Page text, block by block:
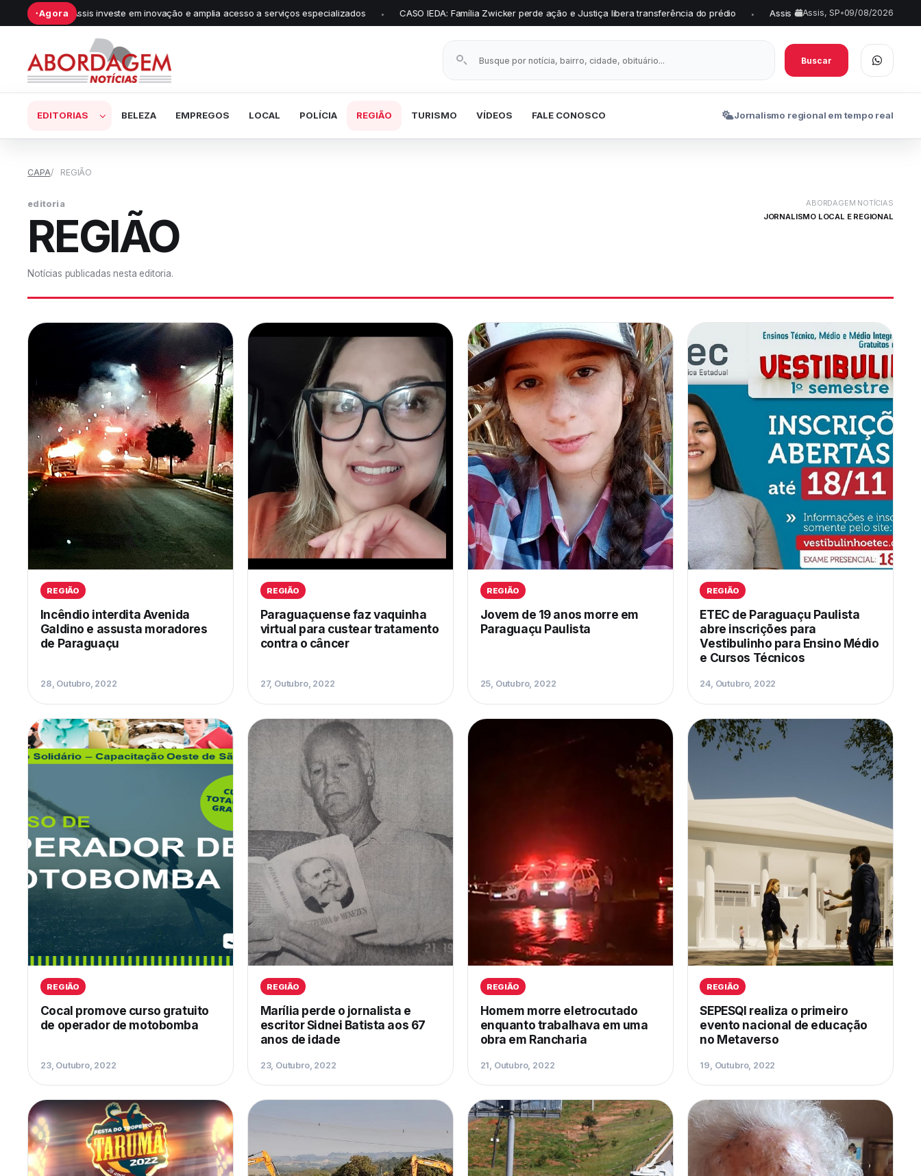
● Agora
Assis investe em inovação e amplia acesso a serviços especializados • CASO IEDA: Família Zwicker perde ação e Justiça libera transferência do prédio • Assis conquista pela primeira vez o Selo Prata em
Assis, SP•09/08/2026
Buscar notícias
Buscar
EDITORIAS BELEZA EMPREGOS LOCAL POLÍCIA REGIÃO TURISMO VÍDEOS FALE CONOSCO Jornalismo regional em tempo real
CAPA REGIÃO
editoria
REGIÃO
Notícias publicadas nesta editoria.
ABORDAGEM NOTÍCIAS
JORNALISMO LOCAL E REGIONAL
REGIÃO
Incêndio interdita Avenida
Galdino e assusta moradores
de Paraguaçu
28, Outubro, 2022
REGIÃO
Paraguaçuense faz vaquinha
virtual para custear tratamento
contra o câncer
27, Outubro, 2022
REGIÃO
Jovem de 19 anos morre em
Paraguaçu Paulista
25, Outubro, 2022
REGIÃO
ETEC de Paraguaçu Paulista
abre inscrições para
Vestibulinho para Ensino Médio
e Cursos Técnicos
24, Outubro, 2022
REGIÃO
Cocal promove curso gratuito
de operador de motobomba
23, Outubro, 2022
REGIÃO
Marília perde o jornalista e
escritor Sidnei Batista aos 67
anos de idade
23, Outubro, 2022
REGIÃO
Homem morre eletrocutado
enquanto trabalhava em uma
obra em Rancharia
21, Outubro, 2022
REGIÃO
SEPESQI realiza o primeiro
evento nacional de educação
no Metaverso
19, Outubro, 2022